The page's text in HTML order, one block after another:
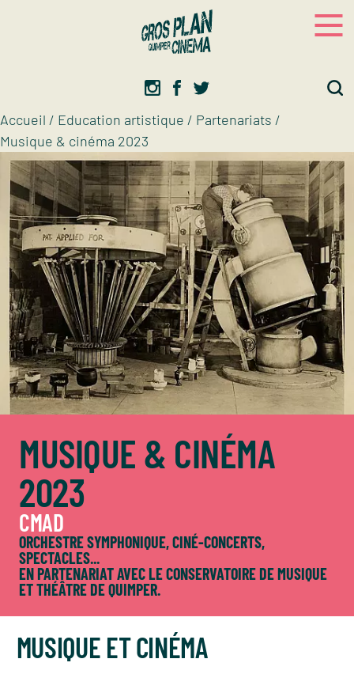
Accueil / Education artistique / Partenariats /
Musique & cinéma 2023
MUSIQUE & CINÉMA
2023
CMAD
ORCHESTRE SYMPHONIQUE, CINÉ-CONCERTS,
SPECTACLES...
EN PARTENARIAT AVEC LECONSERVATOIRE DE MUSIQUE
ET THÉÂTRE DE QUIMPER.
MUSIQUE ET CINÉMA